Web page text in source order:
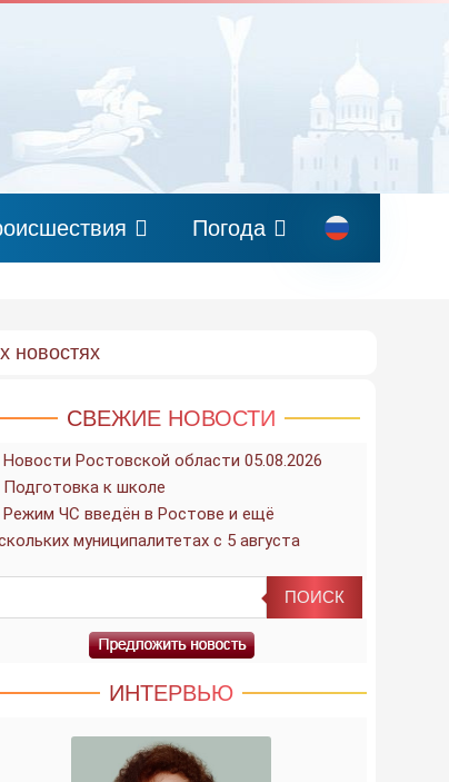
Погода
новостях
СВЕЖИЕ НОВОСТИ
Новости Ростовской области 05.08.2026
Подготовка к школе
Режим ЧС введён в Ростове и ещё
муниципалитетах с 5 августа
ИНТЕРВЬЮ